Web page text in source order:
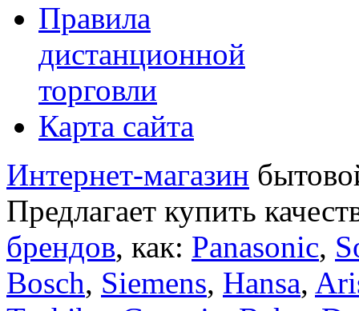
Правила
дистанционной
торговли
Карта сайта
Интернет-магазин
Предлагает купить
брендов, как: Panasonic,
Bosch, Siemens, Hansa,